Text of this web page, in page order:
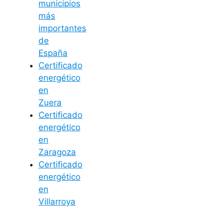
municipios
más
importantes
de
España
Certificado
energético
en
Zuera
Certificado
energético
en
Zaragoza
Certificado
energético
en
Villarroya